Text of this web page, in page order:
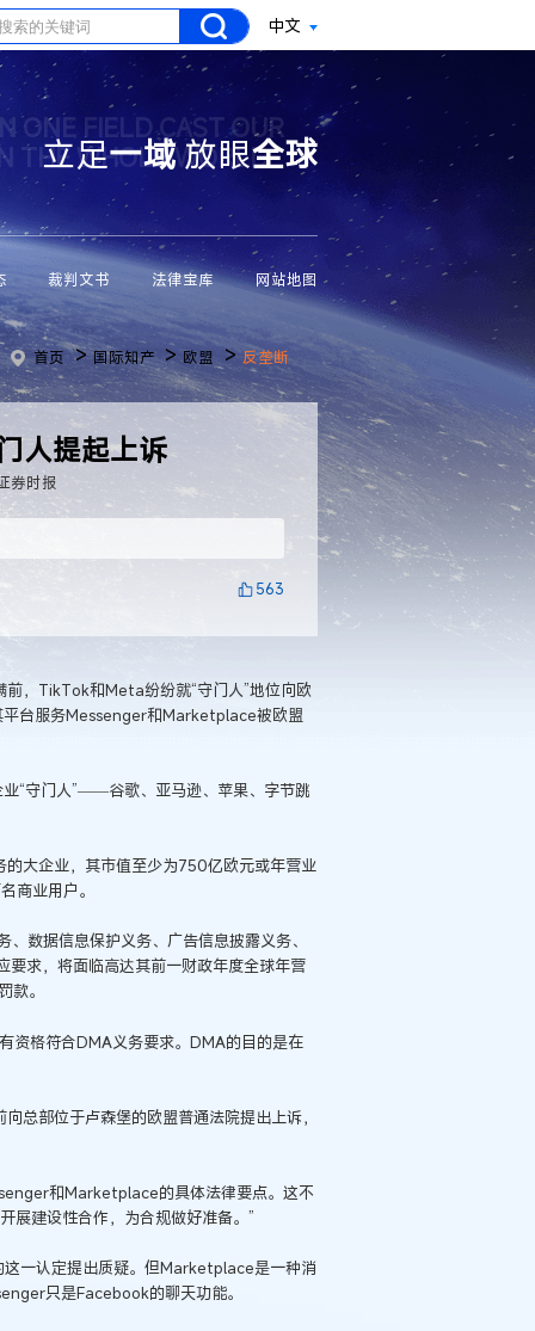
中文
ONE FIELD CAST OUR
THE WHOLE WORLD
立足一域放眼全球
裁判文书 法律宝库 网站地图
首页 >国际知产 >欧盟 >反垄断
人提起上诉
券时报
563
前，TikTok和Meta纷纷就“守门人”地位向欧
台服务Messenger和Marketplace被欧盟
“守门人”——谷歌、亚马逊、苹果、字节跳
的大企业，其市值至少为750亿欧元或年营业
商业用户。
数据信息保护义务、广告信息披露义务、
要求，将面临高达其前一财政年度全球年营
款。
格符合DMA义务要求。DMA的目的是在
总部位于卢森堡的欧盟普通法院提出上诉，
和Marketplace的具体法律要点。这不
展建设性合作，为合规做好准备。”
一认定提出质疑。但Marketplace是一种消
只是Facebook的聊天功能。